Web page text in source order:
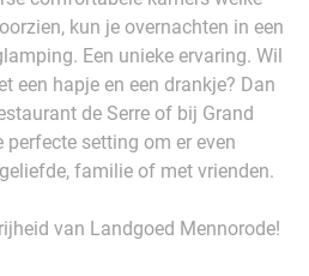
kun je overnachten in een
Een unieke ervaring. Wil
een hapje en een drankje? Dan
de Serre of bij Grand
perfecte setting om er even
familie of met vrienden.
van Landgoed Mennorode!